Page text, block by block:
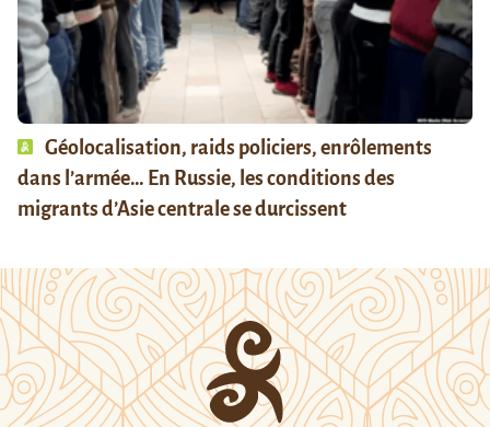
Géolocalisation, raids policiers, enrôlements
dans l’armée… En Russie, les conditions des
migrants d’Asie centrale se durcissent